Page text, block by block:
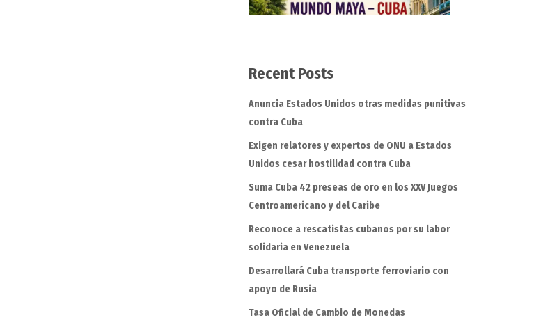
Recent Posts
Anuncia Estados Unidos otras medidas punitivas
contra Cuba
Exigen relatores y expertos de ONU a Estados
Unidos cesar hostilidad contra Cuba
Suma Cuba 42 preseas de oro en los XXV Juegos
Centroamericano y del Caribe
Reconoce a rescatistas cubanos por su labor
solidaria en Venezuela
Desarrollará Cuba transporte ferroviario con
apoyo de Rusia
Tasa Oficial de Cambio de Monedas